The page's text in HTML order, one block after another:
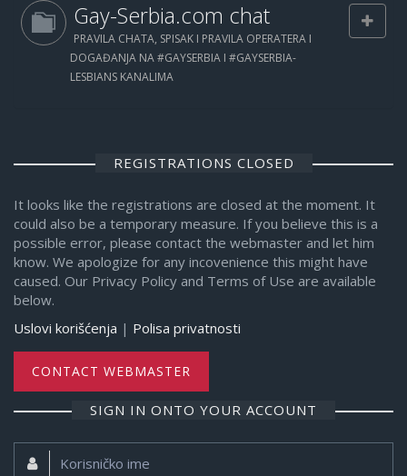
Gay-Serbia.com chat
PRAVILA CHATA, SPISAK I PRAVILA OPERATERA I
DOGAĐANJA NA #GAYSERBIA I #GAYSERBIA-
LESBIANS KANALIMA
REGISTRATIONS CLOSED
It looks like the registrations are closed at the moment. It
could also be a temporary measure. If you believe this is a
possible error, please contact the webmaster and let him
know. We apologize for any incovenience this might have
caused. Our Privacy Policy and Terms of Use are available
below.
Uslovi korišćenja | Polisa privatnosti
CONTACT WEBMASTER
SIGN IN ONTO YOUR ACCOUNT
Korisničko